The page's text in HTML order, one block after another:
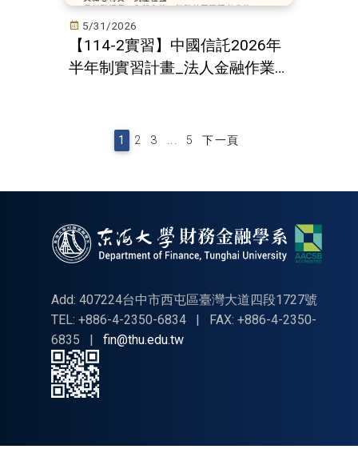
5/31/2026
【114-2實習】中國信託2026年
半年制實習計畫_法人金融作業
1 2 3 ... 5 下一頁
Add: 407224台中市西屯區臺灣大道四段1727號
TEL: +886-4-2350-6834
|
FAX: +886-4-2350-
6835
| fin@thu.edu.tw